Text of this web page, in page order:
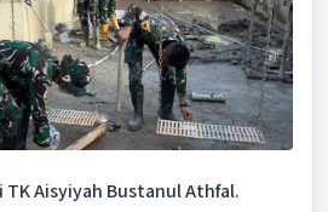
TK Aisyiyah Bustanul Athfal.